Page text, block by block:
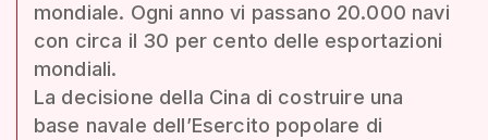
mondiale. Ogni anno vi passano 20.000 navi
con circa il 30 per cento delle esportazioni
mondiali.
La decisione della Cina di costruire una
base navale dell’Esercito popolare di